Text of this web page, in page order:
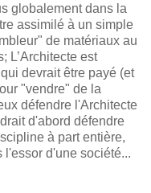
globalement dans la
assimilé à un simple
de matériaux au
L’Architecte est
devrait être payé (et
"vendre" de la
défendre l'Architecte
d'abord défendre
à part entière,
d'une société...